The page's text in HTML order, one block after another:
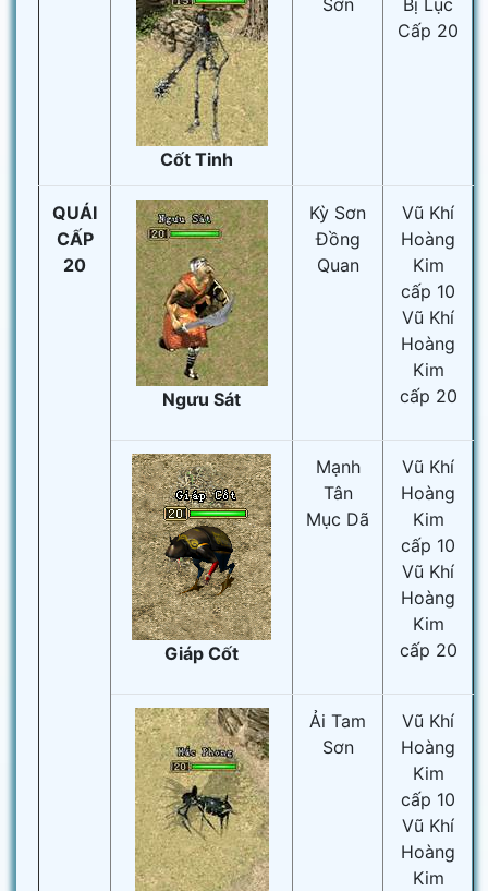
Cốt Tinh
Sơn
Bị Lục
Cấp 20
QUÁI
CẤP
20
Ngưu Sát
Kỳ Sơn
Đồng
Quan
Vũ Khí
Hoàng
Kim
cấp 10
Vũ Khí
Hoàng
Kim
cấp 20
Giáp Cốt
Mạnh
Tân
Mục Dã
Vũ Khí
Hoàng
Kim
cấp 10
Vũ Khí
Hoàng
Kim
cấp 20
Ải Tam
Sơn
Vũ Khí
Hoàng
Kim
cấp 10
Vũ Khí
Hoàng
Kim